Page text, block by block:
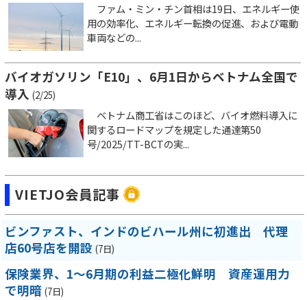
ファム・ミン・チン首相は19日、エネルギー使
用の効率化、エネルギー転換の促進、および電動
車両などの...
バイオガソリン「E10」、6月1日からベトナム全国で
導入 (2/25)
ベトナム商工省はこのほど、バイオ燃料導入に
関するロードマップを規定した通達第50
号/2025/TT-BCTの実...
VIETJO会員記事
ビンファスト、インドのビハール州に初進出 代理
店60号店を開設 (7日)
保険業界、1～6月期の利益二極化鮮明 資産運用力
で明暗 (7日)